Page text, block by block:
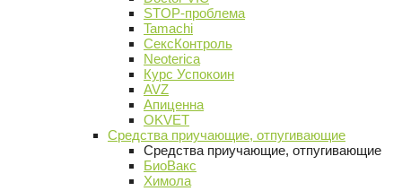
STOP-проблема
Tamachi
СексКонтроль
Neoterica
Курс Успокоин
AVZ
Апиценна
OKVET
Средства приучающие, отпугивающие
Средства приучающие, отпугивающие
БиоВакс
Химола